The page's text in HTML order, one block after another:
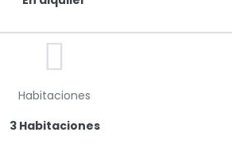
Habitaciones
3 Habitaciones